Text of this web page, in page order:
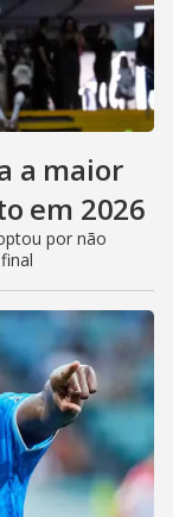
a maior
em 2026
por não